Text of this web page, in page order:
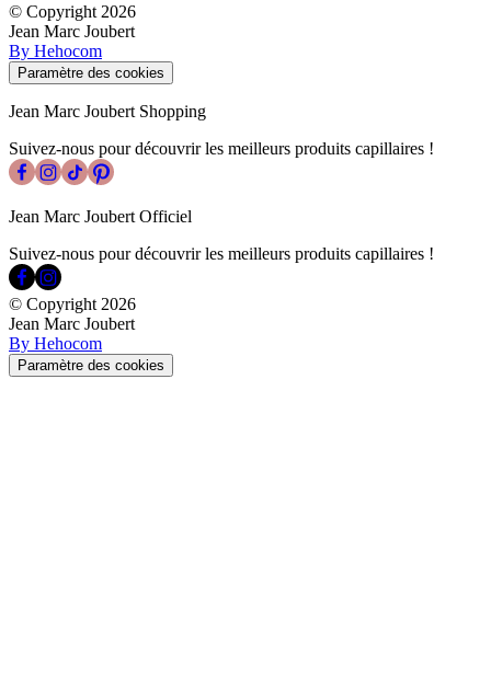
© Copyright 2026
Jean Marc Joubert
By Hehocom
Paramètre des cookies
Jean Marc Joubert Shopping
Suivez-nous pour découvrir les meilleurs produits capillaires !
Jean Marc Joubert Officiel
Suivez-nous pour découvrir les meilleurs produits capillaires !
© Copyright 2026
Jean Marc Joubert
By Hehocom
Paramètre des cookies